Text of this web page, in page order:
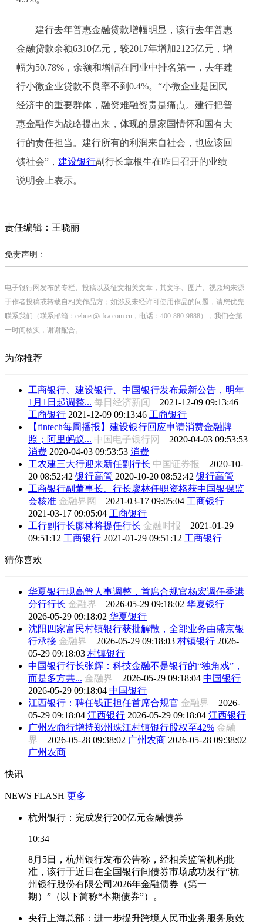
建行去年普惠金融贷款增幅明显，该行去年普惠
金融贷款余额6310亿元，较2017年增加2125亿元，增
幅为50.78%，余额和增幅在同业中排名第一，去年建
行小微企业贷款不良率不到0.4%。“小微企业是国民
经济中的重要群体，融资难融资贵是痛点。建行把普
惠金融作为战略提出来，体现的是家国情怀和国有大
行的责任担当。建行所有的利润来自社会，也应该回
馈社会”， 建设银行副行长章根生在昨日召开的业绩
说明会上表示。
责任编辑：王晓丽
免责声明：
电子银行网发布的专栏、投稿以及征文相关文章，其文字、图片、视频均来源
于作者投稿或转载自相关作品方；如涉及未经许可使用作品的问题，请您优先
联系我们（联系邮箱：cebnet@cfca.com.cn，电话：400-880-9888），我们会第
一时间核实，谢谢配合。
为你推荐
工商银行、建设银行、中国银行发布最新公告，明年
1月1日起调整... 每日经济新闻 2021-12-09 09:13:46
工商银行 2021-12-09 09:13:46 工商银行
【fintech每周播报】建设银行回应申请消费金融牌
照；阿里蚂蚁... 中国电子银行网 2020-04-03 09:53:53
消费 2020-04-03 09:53:53 消费
工农建三大行迎来新任副行长 中国证券报 2020-10-
20 08:52:42 银行高管 2020-10-20 08:52:42 银行高管
工商银行副董事长、行长廖林任职资格获中国银保监
会核准 金融界网 2021-03-17 09:05:04 工商银行
2021-03-17 09:05:04 工商银行
工行副行长廖林将提任行长 金融时报 2021-01-29
09:51:12 工商银行 2021-01-29 09:51:12 工商银行
猜你喜欢
华夏银行现高管人事调整，首席合规官杨宏调任香港
分行行长 金融界 2026-05-29 09:18:02 华夏银行
2026-05-29 09:18:02 华夏银行
沈阳四家富民村镇银行获批解散，全部业务由盛京银
行承接 金融界 2026-05-29 09:18:03 村镇银行 2026-
05-29 09:18:03 村镇银行
中国银行行长张辉：科技金融不是银行的“独角戏”，
而是多方共... 金融界 2026-05-29 09:18:04 中国银行
2026-05-29 09:18:04 中国银行
江西银行：聘任钱正担任首席合规官 金融界 2026-
05-29 09:18:04 江西银行 2026-05-29 09:18:04 江西银行
广州农商行增持郑州珠江村镇银行股权至42% 金融
界 2026-05-28 09:38:02 广州农商 2026-05-28 09:38:02
广州农商
快讯
NEWS FLASH 更多
杭州银行：完成发行200亿元金融债券
10:34
8月5日，杭州银行发布公告称，经相关监管机构批
准，该行于近日在全国银行间债券市场成功发行“杭
州银行股份有限公司2026年金融债券（第一
期）”（以下简称“本期债券”）。
央行上海总部：进一步提升跨境人民币业务服务质效